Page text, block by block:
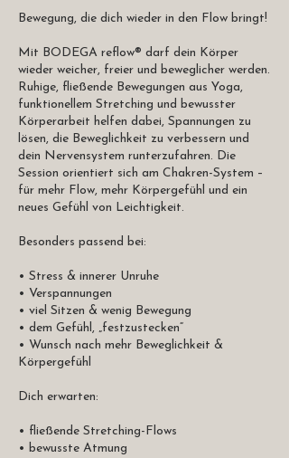
Bewegung, die dich wieder in den Flow bringt!
Mit BODEGA reflow® darf dein Körper
wieder weicher, freier und beweglicher werden.
Ruhige, fließende Bewegungen aus Yoga,
funktionellem Stretching und bewusster
Körperarbeit helfen dabei, Spannungen zu
lösen, die Beweglichkeit zu verbessern und
dein Nervensystem runterzufahren. Die
Session orientiert sich am Chakren-System –
für mehr Flow, mehr Körpergefühl und ein
neues Gefühl von Leichtigkeit.
Besonders passend bei:
• Stress & innerer Unruhe
• Verspannungen
• viel Sitzen & wenig Bewegung
• dem Gefühl, „festzustecken“
• Wunsch nach mehr Beweglichkeit &
Körpergefühl
Dich erwarten:
• fließende Stretching-Flows
• bewusste Atmung